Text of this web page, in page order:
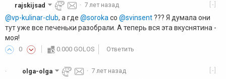
[-]
rajskijsad · 7 лет назад
@vp-kulinar-club, а где @soroka со @svinsent??? Я думала они
тут уже все печеньки разобрали. А теперь вся эта вкуснятина -
моя!
0 0.000 GOLOS Ответить
· [-]
olga-olga · 7 лет назад